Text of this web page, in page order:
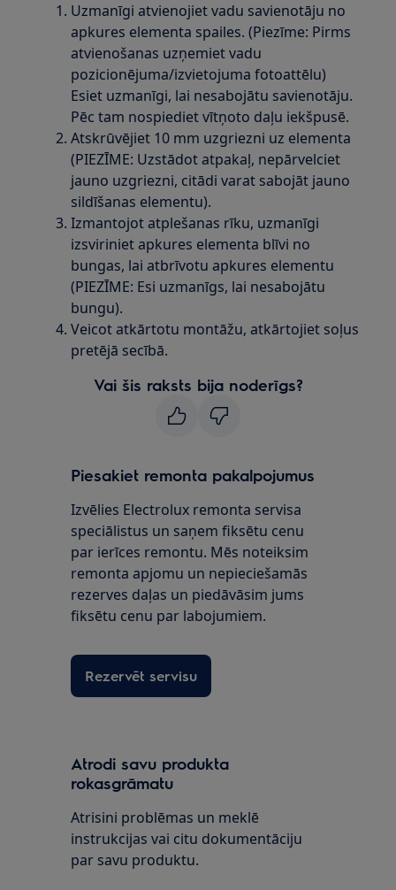
Uzmanīgi atvienojiet vadu savienotāju no
apkures elementa spailes. (Piezīme: Pirms
atvienošanas uzņemiet vadu
pozicionējuma/izvietojuma fotoattēlu)
Esiet uzmanīgi, lai nesabojātu savienotāju.
Pēc tam nospiediet vītņoto daļu iekšpusē.
Atskrūvējiet 10 mm uzgriezni uz elementa
(PIEZĪME: Uzstādot atpakaļ, nepārvelciet
jauno uzgriezni, citādi varat sabojāt jauno
sildīšanas elementu).
Izmantojot atplešanas rīku, uzmanīgi
izsviriniet apkures elementa blīvi no
bungas, lai atbrīvotu apkures elementu
(PIEZĪME: Esi uzmanīgs, lai nesabojātu
bungu).
Veicot atkārtotu montāžu, atkārtojiet soļus
pretējā secībā.
Vai šis raksts bija noderīgs?
Piesakiet remonta pakalpojumus
Izvēlies Electrolux remonta servisa
speciālistus un saņem fiksētu cenu
par ierīces remontu. Mēs noteiksim
remonta apjomu un nepieciešamās
rezerves daļas un piedāvāsim jums
fiksētu cenu par labojumiem.
Rezervēt servisu
Atrodi savu produkta
rokasgrāmatu
Atrisini problēmas un meklē
instrukcijas vai citu dokumentāciju
par savu produktu.